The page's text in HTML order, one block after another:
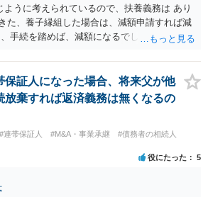
ように考えられているので、扶養義務は あり
た、養子縁組した場合は、減額申請すれば減
手続を踏めば、減額になるでしょう。 ４、
あるところですが、実務は上記のような運用
保証人になった場合、将来父が他
放棄すれば返済義務は無くなるの
#連帯保証人 #M&A・事業承継
#債務者の相続人
役にたった 5